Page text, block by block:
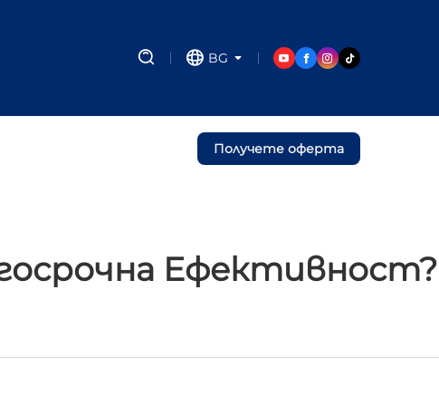
BG
Получете оферта
Ефективност?